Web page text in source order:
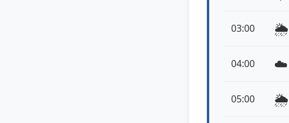
03:00 🌦️
04:00 ☁️
05:00 🌦️